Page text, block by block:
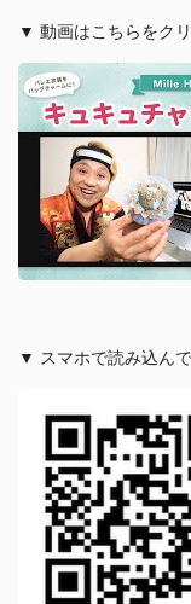
▼ 動画はこちらをク
▼ スマホで読み込ん